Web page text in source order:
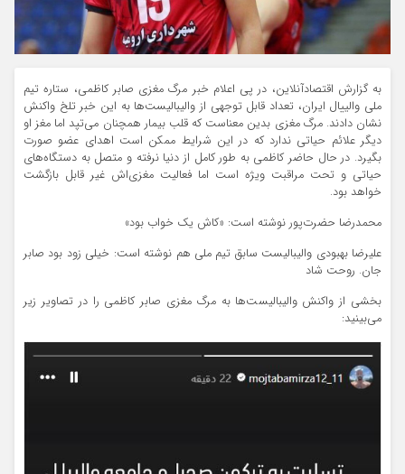
به گزارش اقتصادآنلاین، در پی اعلام خبر مرگ مغزی صابر کاظمی، ستاره تیم
ملی والییال ایران، تعداد قابل توجهی از والیبالیست‌ها به این خبر تلخ واکنش
نشان دادند. مرگ مغزی بدین معناست که قلب بیمار همچنان می‌تپد اما مغز او
دیگر علائم حیاتی ندارد که در این شرایط ممکن است اهدای عضو صورت
بگیرد. در حال حاضر کاظمی به طور کامل از دنیا نرفته و متصل به دستگاه‌های
حیاتی و تحت مراقبت ویژه است اما فعالیت مغزی‌اش غیر قابل بازگشت
خواهد بود.
محمدرضا حضرت‌پور نوشته است: «کاش یک خواب بود»
علیرضا بهبودی والیبالیست سابق تیم ملی هم نوشته است: خیلی زود بود صابر
جان. روحت شاد
بخشی از واکنش والیبالیست‌ها به مرگ مغزی صابر کاظمی را در تصاویر زیر
می‌بینید: